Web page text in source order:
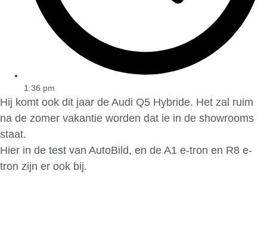
1:36 pm
Hij komt ook dit jaar de Audi Q5 Hybride. Het zal ruim
na de zomer vakantie worden dat ie in de showrooms
staat.
Hier in de test van AutoBild, en de A1 e-tron en R8 e-
tron zijn er ook bij.